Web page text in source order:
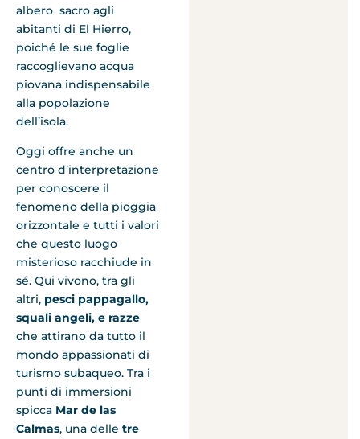
albero sacro agli
abitanti di El Hierro,
poiché le sue foglie
raccoglievano acqua
piovana indispensabile
alla popolazione
dell’isola.
Oggi offre anche un
centro d’interpretazione
per conoscere il
fenomeno della pioggia
orizzontale e tutti i valori
che questo luogo
misterioso racchiude in
sé. Qui vivono, tra gli
altri, pesci pappagallo,
squali angeli, e razze
che attirano da tutto il
mondo appassionati di
turismo subaqueo. Tra i
punti di immersioni
spicca Mar de las
Calmas, una delle tre